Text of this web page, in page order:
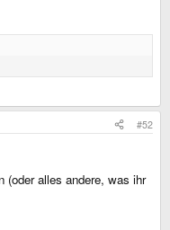
#52
(oder alles andere, was ihr